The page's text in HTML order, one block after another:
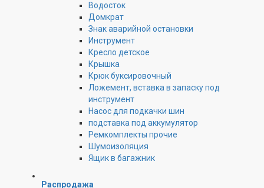
Водосток
Домкрат
Знак аварийной остановки
Инструмент
Кресло детское
Крышка
Крюк буксировочный
Ложемент, вставка в запаску под
инструмент
Насос для подкачки шин
подставка под аккумулятор
Ремкомплекты прочие
Шумоизоляция
Ящик в багажник
Распродажа